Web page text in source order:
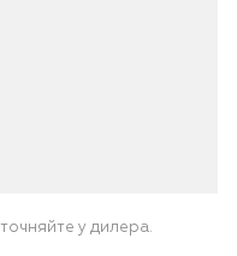
у дилера.